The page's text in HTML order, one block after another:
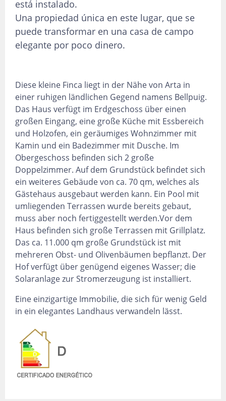
está instalado.
Una propiedad única en este lugar, que se
puede transformar en una casa de campo
elegante por poco dinero.
Diese kleine Finca liegt in der Nähe von Arta in
einer ruhigen ländlichen Gegend namens Bellpuig.
Das Haus verfügt im Erdgeschoss über einen
großen Eingang, eine große Küche mit Essbereich
und Holzofen, ein geräumiges Wohnzimmer mit
Kamin und ein Badezimmer mit Dusche. Im
Obergeschoss befinden sich 2 große
Doppelzimmer. Auf dem Grundstück befindet sich
ein weiteres Gebäude von ca. 70 qm, welches als
Gästehaus ausgebaut werden kann. Ein Pool mit
umliegenden Terrassen wurde bereits gebaut,
muss aber noch fertiggestellt werden.Vor dem
Haus befinden sich große Terrassen mit Grillplatz.
Das ca. 11.000 qm große Grundstück ist mit
mehreren Obst- und Olivenbäumen bepflanzt. Der
Hof verfügt über genügend eigenes Wasser; die
Solaranlage zur Stromerzeugung ist installiert.
Eine einzigartige Immobilie, die sich für wenig Geld
in ein elegantes Landhaus verwandeln lässt.